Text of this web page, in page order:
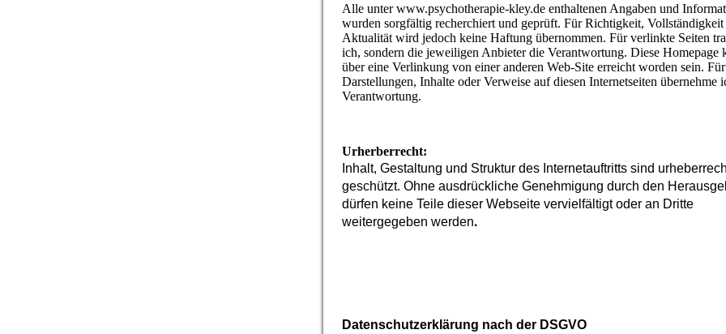
Alle unter www.psychotherapie-kley.de enthaltenen Angaben und
wurden sorgfältig recherchiert und geprüft. Für Richtigkeit, Vollständigkeit
Aktualität wird jedoch keine Haftung übernommen. Für verlinkte Seiten
ich, sondern die jeweiligen Anbieter die Verantwortung. Diese Homepage
über eine Verlinkung von einer anderen Web-Site erreicht worden sein.
Darstellungen, Inhalte oder Verweise auf diesen Internetseiten übernehme
Verantwortung.
Urherberrecht:
Inhalt, Gestaltung und Struktur des Internetauftritts sind
geschützt. Ohne ausdrückliche Genehmigung durch den
dürfen keine Teile dieser Webseite vervielfältigt oder an Dritte
weitergegeben werden.
Datenschutzerklärung nach der DSGVO